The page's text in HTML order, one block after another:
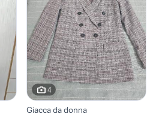
4
Giacca da donna